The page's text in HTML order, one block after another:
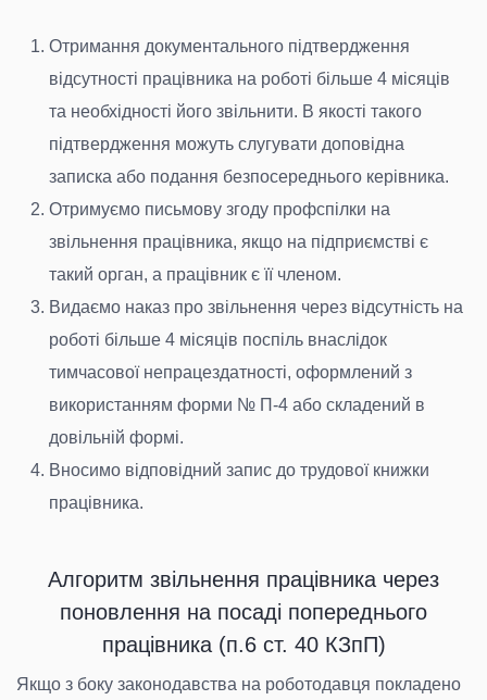
Отримання документального підтвердження
відсутності працівника на роботі більше 4 місяців
та необхідності його звільнити. В якості такого
підтвердження можуть слугувати доповідна
записка або подання безпосереднього керівника.
Отримуємо письмову згоду профспілки на
звільнення працівника, якщо на підприємстві є
такий орган, а працівник є її членом.
Видаємо наказ про звільнення через відсутність на
роботі більше 4 місяців поспіль внаслідок
тимчасової непрацездатності, оформлений з
використанням форми № П-4 або складений в
довільній формі.
Вносимо відповідний запис до трудової книжки
працівника.
Алгоритм звільнення працівника через
поновлення на посаді попереднього
працівника (п.6 ст. 40 КЗпП)
Якщо з боку законодавства на роботодавця покладено